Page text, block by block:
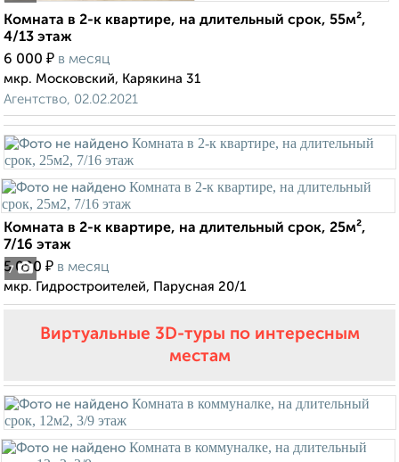
Комната в 2-к квартире, на длительный срок, 55м²,
4/13 этаж
6 000 ₽ в месяц
мкр. Московский, Карякина 31
Агентство, 02.02.2021
7
Комната в 2-к квартире, на длительный срок, 25м²,
7/16 этаж
5 000 ₽ в месяц
мкр. Гидростроителей, Парусная 20/1
Виртуальные 3D-туры по интересным
местам